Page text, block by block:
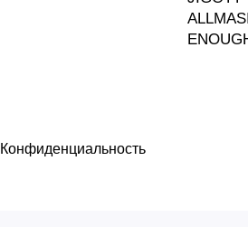
Конфиденциальность